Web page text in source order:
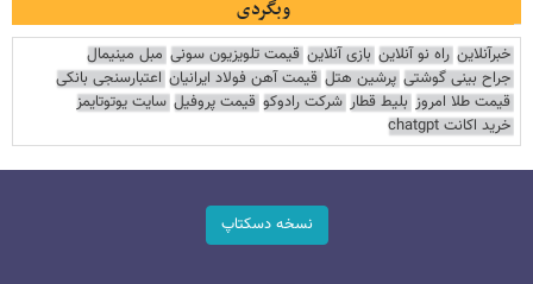
وبگردی
خبرآنلاین راه نو آنلاین بازی آنلاین قیمت تلویزیون سونی مبل مینیمال
جراح بینی گوشتی پرشین هتل قیمت آهن فولاد ایرانیان اعتبارسنجی بانکی
قیمت طلا امروز بلیط قطار شرکت رادوکو قیمت پروفیل سایت یوتوتایمز
خرید اکانت chatgpt
نسخه دسکتاپ